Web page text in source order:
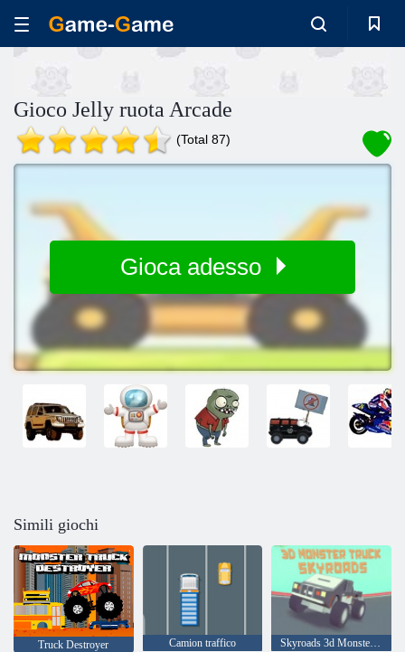
Gioco Jelly ruota Arcade
(Total 87)
Gioca adesso
Simili giochi
Truck Destroyer Camion traffico Skyroads 3d Monster Truck